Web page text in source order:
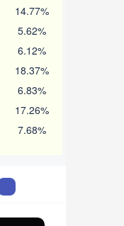
14.77%
5.62%
6.12%
18.37%
6.83%
17.26%
7.68%